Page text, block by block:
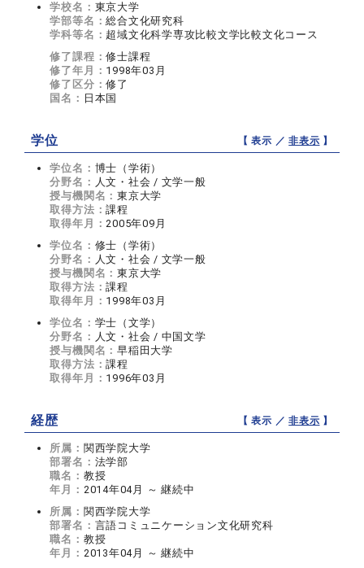
学校名： 東京大学
学部等名：総合文化研究科
学科等名： 超域文化科学専攻比較文学比較文化コース
修了課程：修士課程
修了年月： 1998年03月
修了区分：修了
国名： 日本国
学位 【 表示 ／非表示 】
学位名： 博士（学術）
分野名： 人文・社会 / 文学一般
授与機関名：東京大学
取得方法：課程
取得年月：2005年09月
学位名： 修士（学術）
分野名： 人文・社会 / 文学一般
授与機関名：東京大学
取得方法：課程
取得年月： 1998年03月
学位名： 学士（文学）
分野名： 人文・社会 / 中国文学
授与機関名：早稲田大学
取得方法：課程
取得年月： 1996年03月
経歴 【 表示 ／非表示 】
所属： 関西学院大学
部署名： 法学部
職名： 教授
年月： 2014年04月 ～ 継続中
所属： 関西学院大学
部署名： 言語コミュニケーション文化研究科
職名： 教授
年月： 2013年04月 ～ 継続中